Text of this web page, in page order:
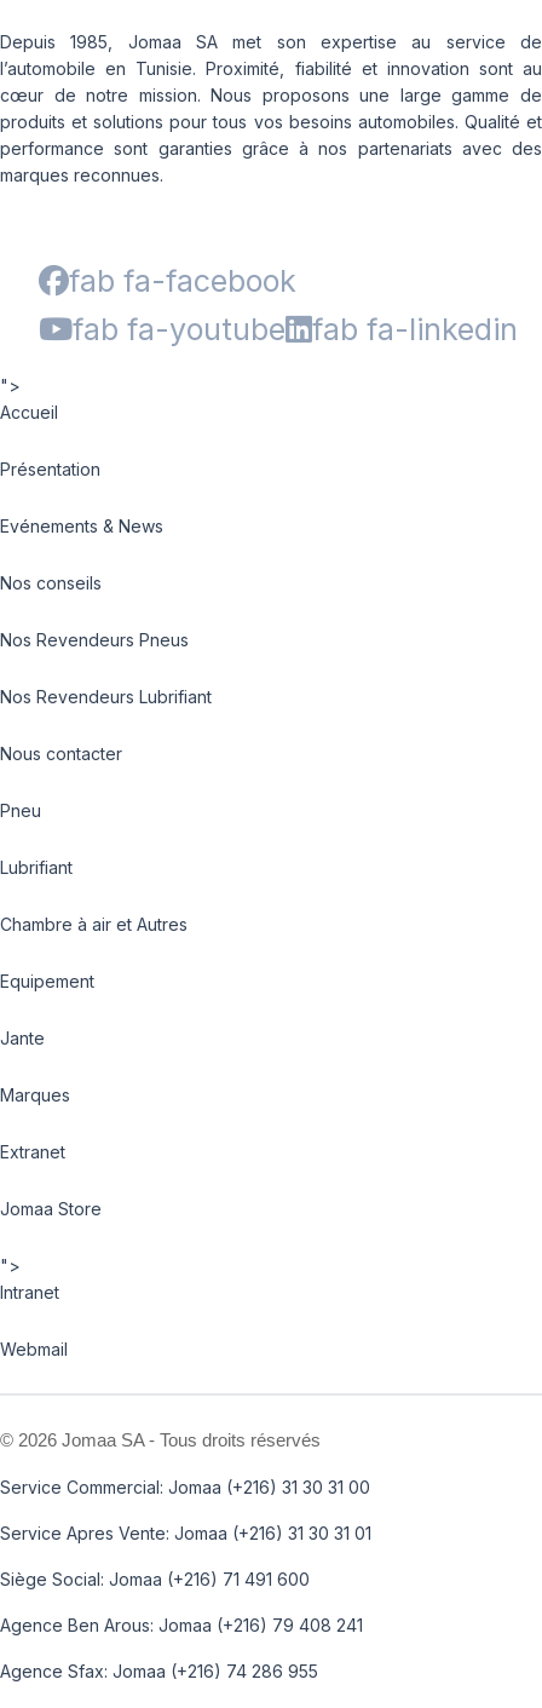
Depuis 1985, Jomaa SA met son expertise au service de
l’automobile en Tunisie. Proximité, fiabilité et innovation sont au
cœur de notre mission. Nous proposons une large gamme de
produits et solutions pour tous vos besoins automobiles. Qualité et
performance sont garanties grâce à nos partenariats avec des
marques reconnues.
fab fa-facebook
fab fa-youtube
fab fa-linkedin
">
Accueil
Présentation
Evénements & News
Nos conseils
Nos Revendeurs Pneus
Nos Revendeurs Lubrifiant
Nous contacter
Pneu
Lubrifiant
Chambre à air et Autres
Equipement
Jante
Marques
Extranet
Jomaa Store
">
Intranet
Webmail
© 2026 Jomaa SA - Tous droits réservés
Service Commercial: Jomaa (+216) 31 30 31 00
Service Apres Vente: Jomaa (+216) 31 30 31 01
Siège Social: Jomaa (+216) 71 491 600
Agence Ben Arous: Jomaa (+216) 79 408 241
Agence Sfax: Jomaa (+216) 74 286 955